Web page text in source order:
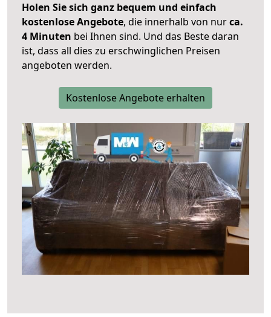
Holen Sie sich ganz bequem und einfach
kostenlose Angebote, die innerhalb von nurca.
4 Minuten bei Ihnen sind. Und das Beste daran
ist, dass all dies zu erschwinglichen Preisen
angeboten werden.
Kostenlose Angebote erhalten